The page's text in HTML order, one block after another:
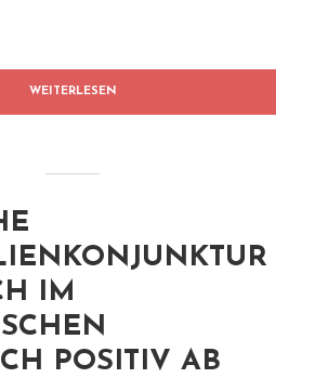
WEITERLESEN
IM
POSITIV AB